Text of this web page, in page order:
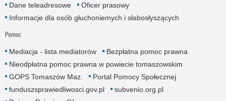
Dane teleadresowe
Oficer prasowy
Informacje dla osób głuchoniemych i słabosłyszących
Pomoc
Mediacja - lista mediatorów
Bezpłatna pomoc prawna
Nieodpłatna pomoc prawna w powiecie tomaszowskim
GOPS Tomaszów Maz.
Portal Pomocy Społecznej
funduszsprawiedliwosci.gov.pl
subvenio.org.pl